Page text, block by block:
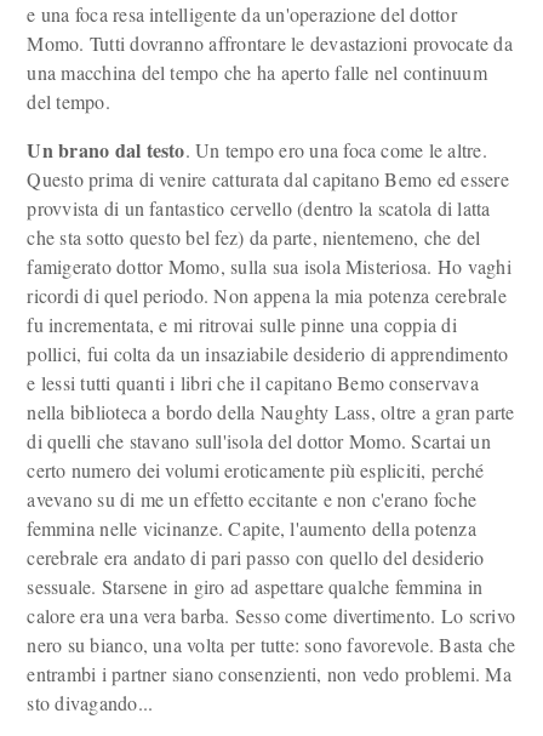
e una foca resa intelligente da un'operazione del dottor
Momo. Tutti dovranno affrontare le devastazioni provocate da
una macchina del tempo che ha aperto falle nel continuum
del tempo.
Un brano dal testo. Un tempo ero una foca come le altre.
Questo prima di venire catturata dal capitano Bemo ed essere
provvista di un fantastico cervello (dentro la scatola di latta
che sta sotto questo bel fez) da parte, nientemeno, che del
famigerato dottor Momo, sulla sua isola Misteriosa. Ho vaghi
ricordi di quel periodo. Non appena la mia potenza cerebrale
fu incrementata, e mi ritrovai sulle pinne una coppia di
pollici, fui colta da un insaziabile desiderio di apprendimento
e lessi tutti quanti i libri che il capitano Bemo conservava
nella biblioteca a bordo della Naughty Lass, oltre a gran parte
di quelli che stavano sull'isola del dottor Momo. Scartai un
certo numero dei volumi eroticamente più espliciti, perché
avevano su di me un effetto eccitante e non c'erano foche
femmina nelle vicinanze. Capite, l'aumento della potenza
cerebrale era andato di pari passo con quello del desiderio
sessuale. Starsene in giro ad aspettare qualche femmina in
calore era una vera barba. Sesso come divertimento. Lo scrivo
nero su bianco, una volta per tutte: sono favorevole. Basta che
entrambi i partner siano consenzienti, non vedo problemi. Ma
sto divagando...